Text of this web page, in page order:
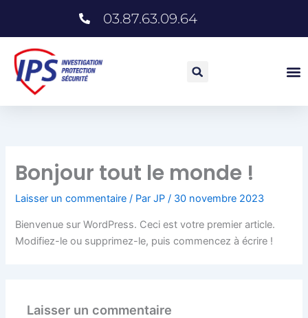
contenu
03.87.63.09.64
Bonjour tout le monde !
Laisser un commentaire / ParJP/ 30 novembre 2023
Bienvenue sur WordPress. Ceci est votre premier article.
Modifiez-le ou supprimez-le, puis commencez à écrire !
Laisser un commentaire